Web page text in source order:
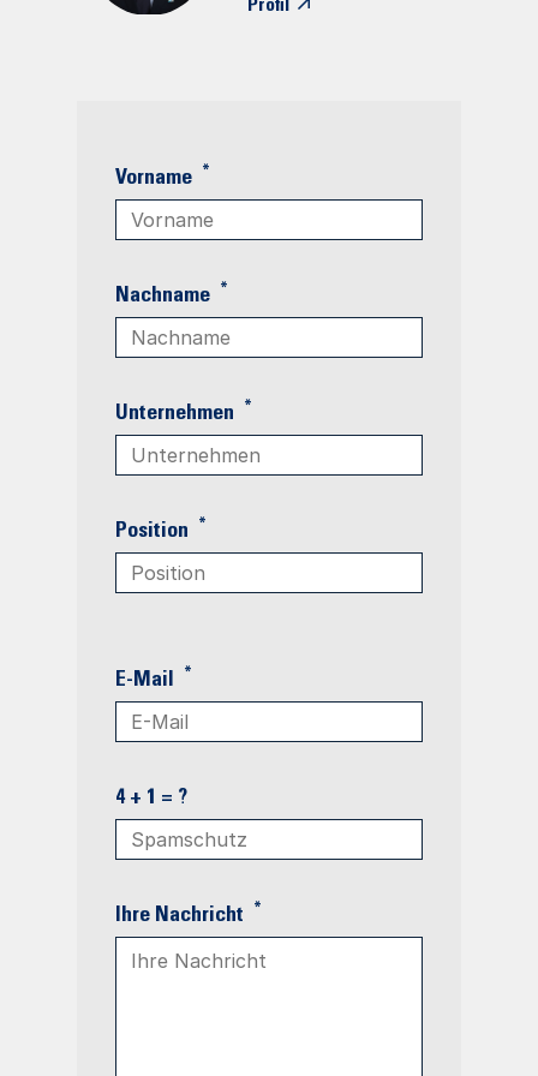
Profil
Vorname *
Nachname *
Unternehmen *
Position *
E-Mail *
4 + 1 = ?
Ihre Nachricht *